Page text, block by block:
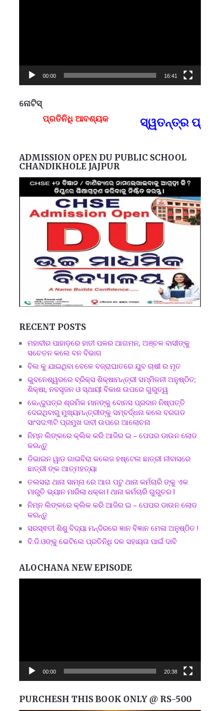
00:00 16:41
ନୋଟିସ୍
ପ୍ରତିନିଧି ଆବଶ୍ୟକ
ସ୍ୱତନ୍ତ୍ର
ADMISSION OPEN DU PUBLIC SCHOOL
CHANDIKHOLE JAJPUR
RECENT POSTS
ମହାବୀର ପାହାଡ଼ରେ ହାତୀ ପଳର ଆଗମନ, ଅଞ୍ଚଳ ବାସୀଙ୍କୁ
ସଚେତନ କଲେ ବନ ବିଭାଗ
ବିଲ କୁ ଯାଇଥିବା ବେଳେ ବଜ୍ରାଘାତରେ ଯୁବ ଚାଷୀ ର ମୃତ
ଭୁବନେଶ୍ୱରରେ ବ୍ରିକ୍ସ ଶିକ୍ଷାମନ୍ତ୍ରୀ ସମ୍ମିଳନୀ ଅନୁଷ୍ଠିତ;
ଶିକ୍ଷା, ନବସୃଜନ ଓ ସ୍ଥାୟୀ ବିକାଶ ଉପରେ ଗୁରୁତ୍ୱ
କେନ୍ଦୁପତ୍ର ଶ୍ରମିକ ମାନଙ୍କୁ ବୋନସ ପ୍ରଦାନ ନିଷ୍ପତ୍ତି
ଦେଇଥିବାରୁ ମୁଖ୍ୟମନ୍ତ୍ରୀଙ୍କୁ ସମ୍ବର୍ଦ୍ଧନା କଲେ ବରଗଡ
ସାଂସଦ:୩ଟି ପ୍ରମୁଖ ଦାବୀ ଉପରେ ଆଲୋଚନା
ନିମ୍ନ ଲିଙ୍କରେ କ୍ଲିକ କରି ଆଜିର ଇ – ପେପର ଡାଉନ ଲୋଡ
କରନ୍ତୁ
ଡିଭାଇନ ୱାଡ ଗାଇବିରା କଲେଜ ହଷ୍ଟେଲ ଛାତ୍ରୀ ନୀବାସରେ
ଛାତ୍ରୀ ଙ୍କ ଆତ୍ମହତ୍ୟା
ତଲସରା ଥାନା ସାମ୍ନା ରେ ଆଗ ପଟୁ ଥାନା କର୍ମଚାରି ଙ୍କୁ ଏକ
ମାରୁତି ଭ୍ୟାନ ମାରିଲା ଧକ୍କା l ଥାନା କର୍ମଚାରି ଗୁରୁତର l
ନିମ୍ନ ଲିଙ୍କରେ କ୍ଲିକ କରି ଆଜିର ଇ – ପେପର ଡାଉନ ଲୋଡ
କରନ୍ତୁ
ସରସ୍ଵତୀ ଶିଶୁ ବିଦ୍ୟା ମନ୍ଦିରରେ ଜ୍ଞାନ ବିଜ୍ଞାନ ମେଳା ଅନୁଷ୍ଠିତ !
ବି.ଡି.ଓଙ୍କୁ ଭେଟିଲେ ପ୍ରତିନିଧି ଦଳ ସହାୟତା ପାଇଁ ଦାବି
ALOCHANA NEW EPISODE
00:00 20:38
PURCHESH THIS BOOK ONLY @ RS-500